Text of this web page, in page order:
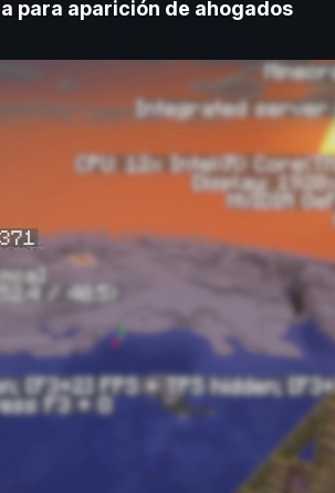
para aparición de ahogados